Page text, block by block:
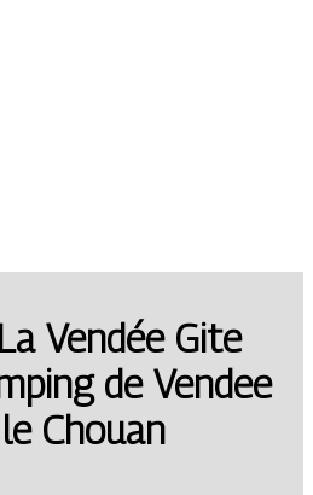
Vendée Gite
de Vendee
Chouan